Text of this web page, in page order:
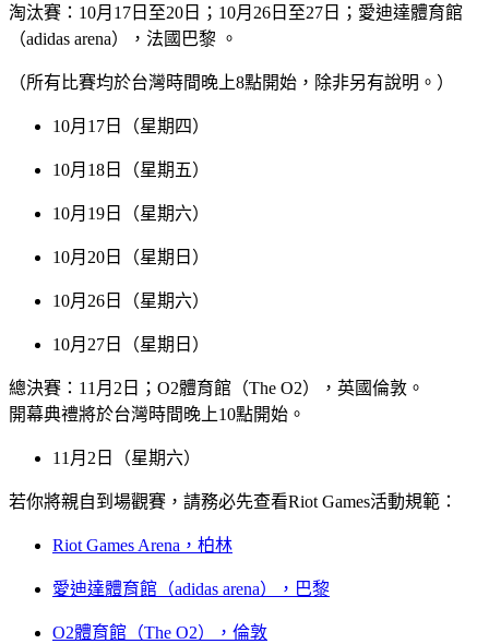
淘汰賽：10月17日至20日；10月26日至27日；愛迪達體育館
（adidas arena），法國巴黎 。
（所有比賽均於台灣時間晚上8點開始，除非另有說明。）
10月17日（星期四）
10月18日（星期五）
10月19日（星期六）
10月20日（星期日）
10月26日（星期六）
10月27日（星期日）
總決賽：11月2日；O2體育館（The O2），英國倫敦。
開幕典禮將於台灣時間晚上10點開始。
11月2日（星期六）
若你將親自到場觀賽，請務必先查看Riot Games活動規範：
Riot Games Arena，柏林
愛迪達體育館（adidas arena），巴黎
O2體育館（The O2），倫敦